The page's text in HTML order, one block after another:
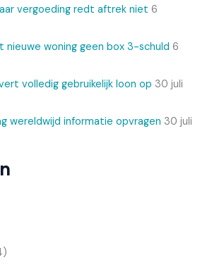
vergoeding redt aftrek niet 6
nieuwe woning geen box 3-schuld 6
volledig gebruikelijk loon op 30 juli
wereldwijd informatie opvragen 30 juli